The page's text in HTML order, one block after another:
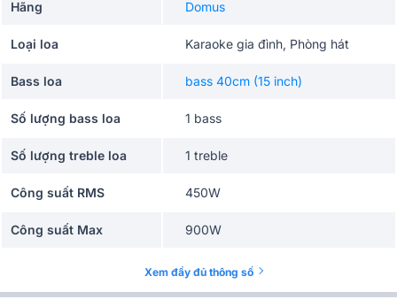
Hãng Domus
Loại loa Karaoke gia đình, Phòng hát
Bass loa bass 40cm (15 inch)
Số lượng bass loa 1 bass
Số lượng treble loa 1 treble
Công suất RMS 450W
Công suất Max 900W
1800W
Xem đầy đủ thông số